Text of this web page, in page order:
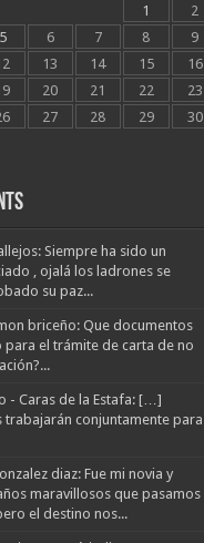
1
2
5 6 7 8
9
13 14 15
16
20 21 22
23
27 28 29
30
Siempre ha sido un
, ojalá los ladrones se
su paz...
briceño: Que documentos
para el trámite de carta de no
- Caras de la Estafa: […]
trabajarán conjuntamente para
diaz: Fue mi novia y
maravillosos que pasamos
el destino nos...